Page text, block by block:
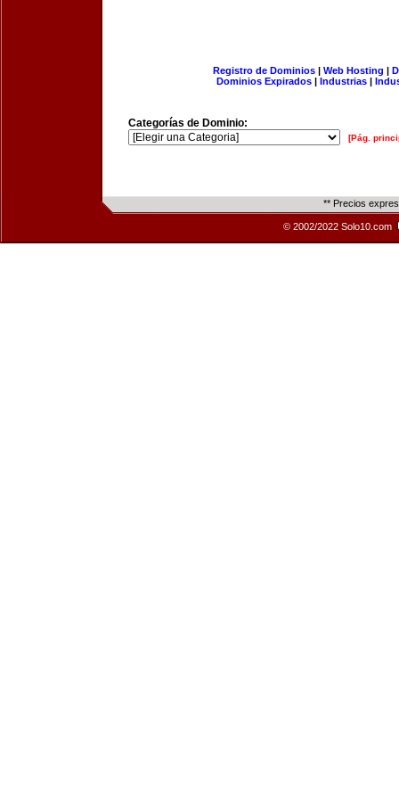
Registro de Dominios| Web Hosting |
Dominios Expirados | Industrias |
Categorías de Dominio:
[Pág.
** Precios
© 2002/2022 Solo10.com